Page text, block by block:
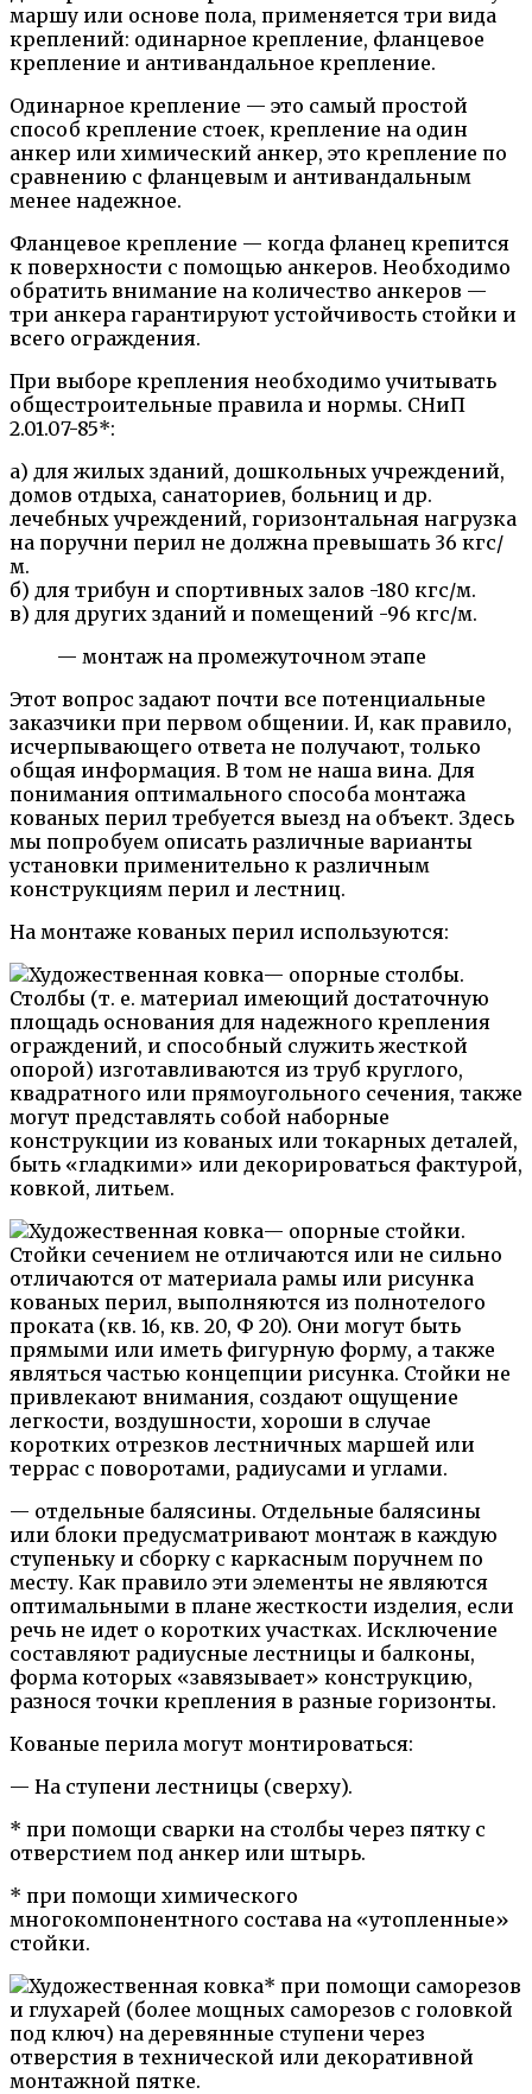
маршу или основе пола, применяется три вида
креплений: одинарное крепление, фланцевое
крепление и антивандальное крепление.
Одинарное крепление — это самый простой
способ крепление стоек, крепление на один
анкер или химический анкер, это крепление по
сравнению с фланцевым и антивандальным
менее надежное.
Фланцевое крепление — когда фланец крепится
к поверхности с помощью анкеров. Необходимо
обратить внимание на количество анкеров —
три анкера гарантируют устойчивость стойки и
всего ограждения.
При выборе крепления необходимо учитывать
общестроительные правила и нормы. СНиП
2.01.07-85*:
а) для жилых зданий, дошкольных учреждений,
домов отдыха, санаториев, больниц и др.
лечебных учреждений, горизонтальная нагрузка
на поручни перил не должна превышать 36 кгс/
м.
б) для трибун и спортивных залов -180 кгс/м.
в) для других зданий и помещений -96 кгс/м.
— монтаж на промежуточном этапе
Этот вопрос задают почти все потенциальные
заказчики при первом общении. И, как правило,
исчерпывающего ответа не получают, только
общая информация. В том не наша вина. Для
понимания оптимального способа монтажа
кованых перил требуется выезд на объект. Здесь
мы попробуем описать различные варианты
установки применительно к различным
конструкциям перил и лестниц.
На монтаже кованых перил используются:
— опорные столбы.
Столбы (т. е. материал имеющий достаточную
площадь основания для надежного крепления
ограждений, и способный служить жесткой
опорой) изготавливаются из труб круглого,
квадратного или прямоугольного сечения, также
могут представлять собой наборные
конструкции из кованых или токарных деталей,
быть «гладкими» или декорироваться фактурой,
ковкой, литьем.
— опорные стойки.
Стойки сечением не отличаются или не сильно
отличаются от материала рамы или рисунка
кованых перил, выполняются из полнотелого
проката (кв. 16, кв. 20, Ф 20). Они могут быть
прямыми или иметь фигурную форму, а также
являться частью концепции рисунка. Стойки не
привлекают внимания, создают ощущение
легкости, воздушности, хороши в случае
коротких отрезков лестничных маршей или
террас с поворотами, радиусами и углами.
— отдельные балясины. Отдельные балясины
или блоки предусматривают монтаж в каждую
ступеньку и сборку с каркасным поручнем по
месту. Как правило эти элементы не являются
оптимальными в плане жесткости изделия, если
речь не идет о коротких участках. Исключение
составляют радиусные лестницы и балконы,
форма которых «завязывает» конструкцию,
разнося точки крепления в разные горизонты.
Кованые перила могут монтироваться:
— На ступени лестницы (сверху).
* при помощи сварки на столбы через пятку с
отверстием под анкер или штырь.
* при помощи химического
многокомпонентного состава на «утопленные»
стойки.
* при помощи саморезов
и глухарей (более мощных саморезов с головкой
под ключ) на деревянные ступени через
отверстия в технической или декоративной
монтажной пятке.